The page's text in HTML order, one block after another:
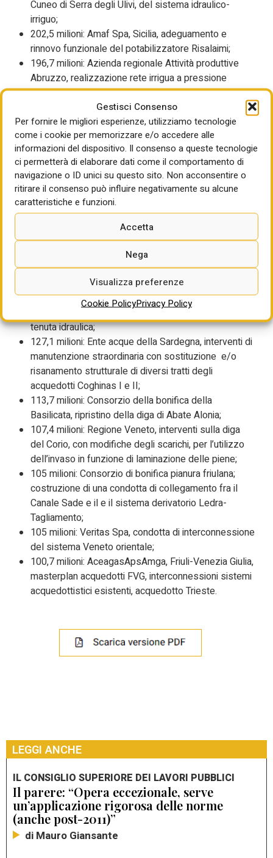
Gestisci Consenso
Per fornire le migliori esperienze, utilizziamo tecnologie
come i cookie per memorizzare e/o accedere alle
informazioni del dispositivo. Il consenso a queste tecnologie
ci permetterà di elaborare dati come il comportamento di
navigazione o ID unici su questo sito. Non acconsentire o
ritirare il consenso può influire negativamente su alcune
caratteristiche e funzioni.
Accetta
Nega
Visualizza preferenze
Cookie PolicyPrivacy Policy
Cuneo di Serra degli Ulivi, del sistema idraulico-
irriguo;
202,5 milioni: Amaf Spa, Sicilia, adeguamento e
rinnovo funzionale del potabilizzatore Risalaimi;
196,7 milioni: Azienda regionale Attività produttive
Abruzzo, realizzazione rete irrigua a pressione
dell’intera piana del Fucino;
165 milioni: Asa Spa, Toscana, realizzazione di un
invaso in località Pian di Goro sul fiume Cecina;
151,5 milioni: Consorzio irrigazione Bealera Maestra-
destra Stura, Piemonte, razionalizzazione,
riorganizzazione e ristrutturazione degli impianti
irrigui;
142,8 milioni: Gori Spa, Campania, interventi finalizzati
al controllo delle perdite delle reti;
138,3 milioni: Dipartimento Regionale dell’acqua e dei
rifiuti, Regione Sicilia, consolidamento e messa in
sicurezza della diga Dislieri;
127,5 milioni: Associazione irrigazione Est Sesia,
Piemonte, Canale Regina Elena e diramazione Alto
Novarese, manutenzione straordinaria delle gallerie e
dei vari tratti di canale per il miglioramento della
tenuta idraulica;
127,1 milioni: Ente acque della Sardegna, interventi di
manutenzione straordinaria con sostituzione e/o
risanamento strutturale di diversi tratti degli
acquedotti Coghinas I e II;
113,7 milioni: Consorzio della bonifica della
Basilicata, ripristino della diga di Abate Alonia;
107,4 milioni: Regione Veneto, interventi sulla diga
del Corio, con modifiche degli scarichi, per l’utilizzo
dell’invaso in funzione di laminazione delle piene;
105 milioni: Consorzio di bonifica pianura friulana;
costruzione di una condotta di collegamento fra il
Canale Sade e il e il sistema derivatorio Ledra-
Tagliamento;
105 milioni: Veritas Spa, condotta di interconnessione
del sistema Veneto orientale;
100,7 milioni: AceagasApsAmga, Friuli-Venezia Giulia,
masterplan acquedotti FVG, interconnessioni sistemi
acquedottistici esistenti, acquedotto Trieste.
LEGGI ANCHE
IL CONSIGLIO SUPERIORE DEI LAVORI PUBBLICI
Il parere: “Opera eccezionale, serve
un’applicazione rigorosa delle norme
(anche post-2011)”
di Mauro Giansante